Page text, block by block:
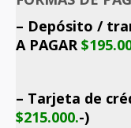
– Depósito /
A PAGAR
– Tarjeta de
$215.000.-)